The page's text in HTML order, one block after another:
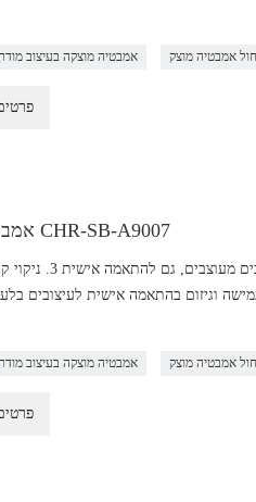
אמבטיה מוצקה בעיצוב אמבטיה מוצק
אמבט אבן מלאכותית לבנה CHR-SB-A9007
כדי להפוך למוצר חדש 5. לא נקבובי על פני השטח 6. יציקה גמישה וגיזום
אמבטיה מוצקה בעיצוב אמבטיה מוצק